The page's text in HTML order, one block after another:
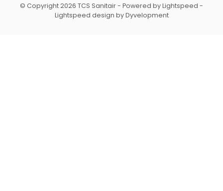
© Copyright 2026 TCS Sanitair- Powered byLightspeed -
Lightspeed design byDyvelopment